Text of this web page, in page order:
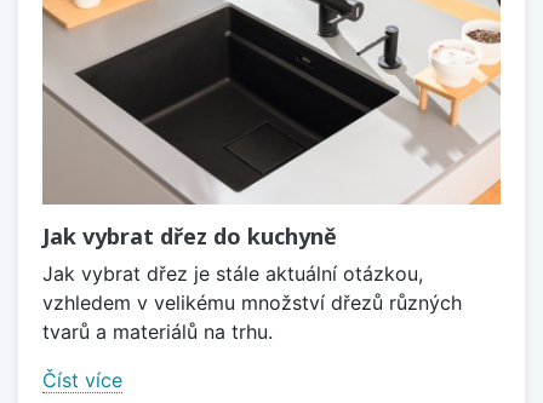
Jak vybrat dřez do kuchyně
Jak vybrat dřez je stále aktuální otázkou,
vzhledem v velikému množství dřezů různých
tvarů a materiálů na trhu.
Číst více